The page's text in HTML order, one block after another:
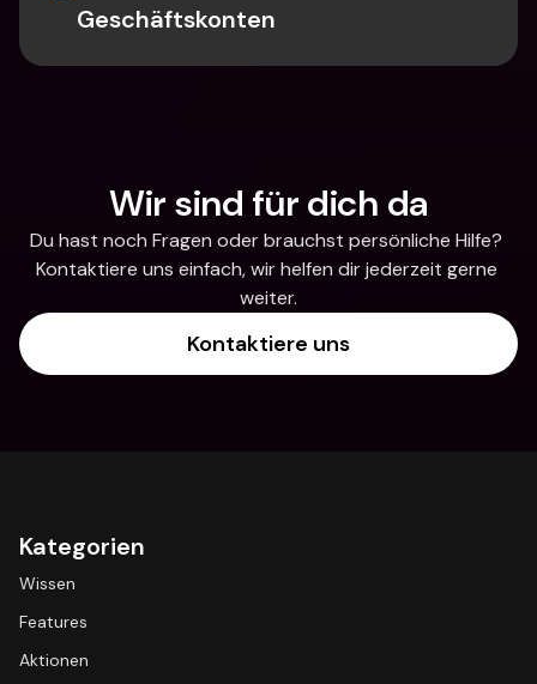
Geschäftskonten
Wir sind für dich da
Du hast noch Fragen oder brauchst persönliche Hilfe?
Kontaktiere uns einfach, wir helfen dir jederzeit gerne
weiter.
Kontaktiere uns
Kategorien
Wissen
Features
Aktionen